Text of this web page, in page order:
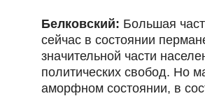
Белковский: Большая
сейчас в состоянии
значительной части
политических свобод. Но
аморфном состоянии, в